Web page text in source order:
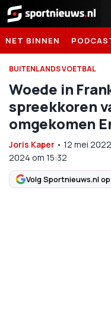
Sportnieuws.nl
NET BINNEN
BUITENLANDS VOETBAL
Woede in
spreekkoren
omgekomen
Joris Kaper • 12 mei 2022
2024 om 15:32
Volg Sportnieuws.nl